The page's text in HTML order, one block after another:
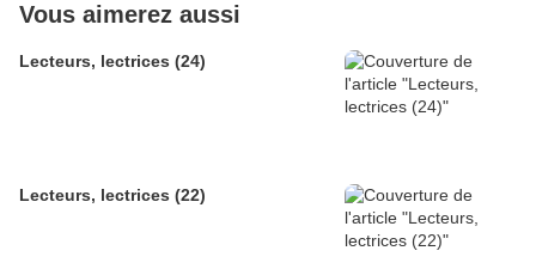
Vous aimerez aussi
Lecteurs, lectrices (24)
Lecteurs, lectrices (22)